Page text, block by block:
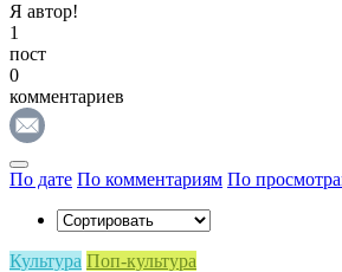
Я автор!
1
пост
0
комментариев
По дате По комментариям По
Культура Поп-культура